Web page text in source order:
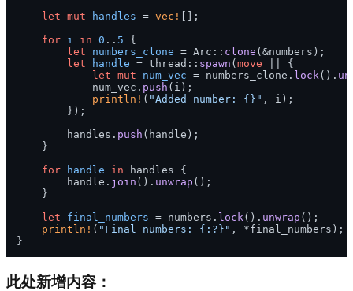
let mut handles = vec!
[];
for i in 0 .. 5 {
let
numbers_clone = Arc:: clone (&numbers);
let
handle = thread:: spawn ( move || {
let mut num_vec = numbers_clone. lock().
            num_vec.
push (i);
println! ( "Added number: {}" , i);
        });
        handles.
push (handle);
    }
for
handle in handles {
        handle.
join (). unwrap ();
    }
let
final_numbers = numbers. lock(). unwrap ();
println! ( "Final numbers: {:?}" , *final_numbers);
此处新增内容：